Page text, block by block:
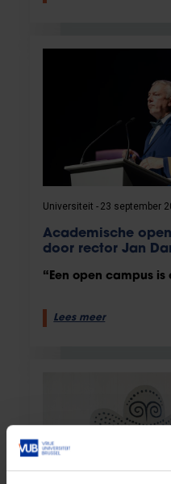
Universiteit 23 september
Academische
door rector Jan
“Een open campus
Lees meer